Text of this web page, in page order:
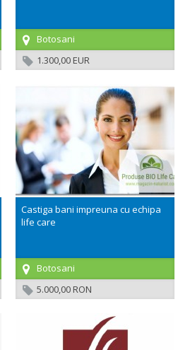
Botosani
1.300,00 EUR
Castiga bani impreuna cu echipa
life care
Botosani
5.000,00 RON